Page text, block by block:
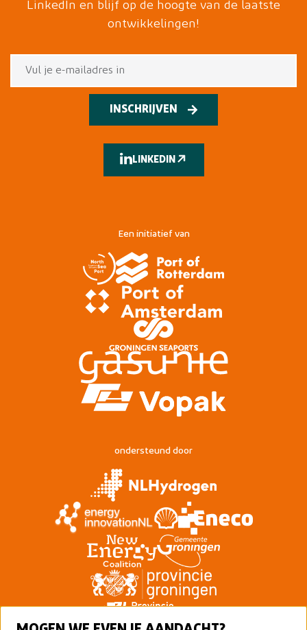
LinkedIn en blijf op de hoogte van de laatste
ontwikkelingen!
INSCHRIJVEN
LINKEDIN
Een initiatief van
ondersteund door